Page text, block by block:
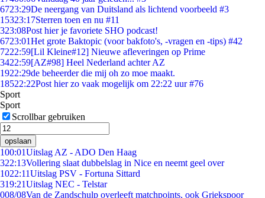
6723:29De neergang van Duitsland als lichtend voorbeeld #3
15323:17Sterren toen en nu #11
323:08Post hier je favoriete SHO podcast!
6723:01Het grote Baktopic (voor bakfoto's, -vragen en -tips) #42
7222:59[Lil Kleine#12] Nieuwe afleveringen op Prime
3422:59[AZ#98] Heel Nederland achter AZ
1922:29de beheerder die mij oh zo moe maakt.
18522:22Post hier zo vaak mogelijk om 22:22 uur #76
Sport
Sport
Scrollbar gebruiken
opslaan
100:01Uitslag AZ - ADO Den Haag
322:13Vollering slaat dubbelslag in Nice en neemt geel over
1022:11Uitslag PSV - Fortuna Sittard
319:21Uitslag NEC - Telstar
008/08Van de Zandschulp overleeft matchpoints, ook Griekspoor